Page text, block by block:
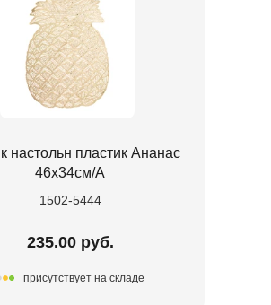
настольн пластик Ананас
46х34см/А
1502-5444
235.00 руб.
присутствует на складе